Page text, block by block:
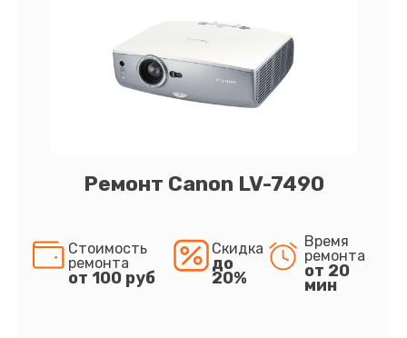
Ремонт Canon LV-7490
Стоимость
ремонта
от 100 руб
Скидка
до
20%
Время
ремонта
от 20
мин